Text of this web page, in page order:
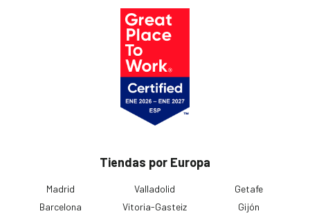
Tiendas por Europa
Madrid
Barcelona
Valladolid
Vitoria-Gasteiz
Getafe
Gijón